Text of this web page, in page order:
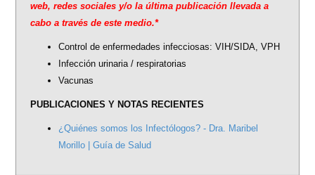
web, redes sociales y/o la última publicación llevada a
cabo a través de este medio.*
Control de enfermedades infecciosas: VIH/SIDA, VPH
Infección urinaria / respiratorias
Vacunas
PUBLICACIONES Y NOTAS RECIENTES
¿Quiénes somos los Infectólogos? - Dra. Maribel
Morillo | Guía de Salud